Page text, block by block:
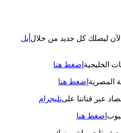
ليصلك كل جديد من خلال أبل
الخليجية اضغط هنا
المصرية اضغط هنا
عبر قناتنا علىتليجرام
اضغط هنا